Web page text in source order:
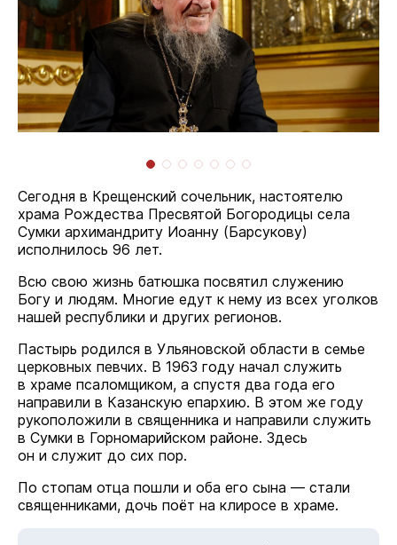
Сегодня в Крещенский сочельник, настоятелю
храма Рождества Пресвятой Богородицы села
Сумки архимандриту Иоанну (Барсукову)
исполнилось 96 лет.
Всю свою жизнь батюшка посвятил служению
Богу и людям. Многие едут к нему из всех уголков
нашей республики и других регионов.
Пастырь родился в Ульяновской области в семье
церковных певчих. В 1963 году начал служить
в храме псаломщиком, а спустя два года его
направили в Казанскую епархию. В этом же году
рукоположили в священника и направили служить
в Сумки в Горномарийском районе. Здесь
он и служит до сих пор.
По стопам отца пошли и оба его сына — стали
священниками, дочь поёт на клиросе в храме.